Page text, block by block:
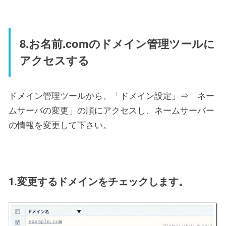
8.お名前.comのドメイン管理ツールに
アクセスする
ドメイン管理ツールから、「ドメイン設定」⇒「ネー
ムサーバの変更」の順にアクセスし、ネームサーバー
の情報を変更して下さい。
1.変更するドメインをチェックします。